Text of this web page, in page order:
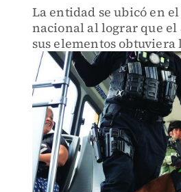
La entidad se ubicó en
nacional al lograr que el
sus elementos